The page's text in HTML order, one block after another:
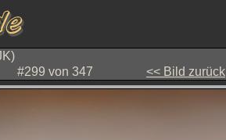
#299 von 347 << Bild zurück